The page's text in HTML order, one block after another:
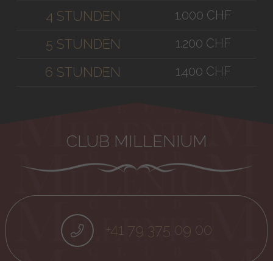
4 STUNDEN 1.000 CHF
5 STUNDEN 1.200 CHF
6 STUNDEN 1.400 CHF
CLUB MILLENIUM
+41 79 375 09 00